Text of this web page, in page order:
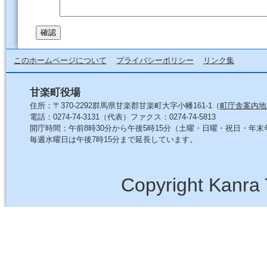
このホームページについて プライバシーポリシー リンク集
甘楽町役場
住所：〒370-2292群馬県甘楽郡甘楽町大字小幡161-1（町庁舎案内
電話：0274-74-3131（代表）ファクス：0274-74-5813
開庁時間：午前8時30分から午後5時15分（土曜・日曜・祝日・年末
毎週水曜日は午後7時15分まで延長しています。
Copyright Kanra